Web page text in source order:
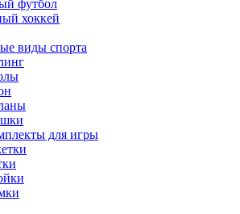
футбол
хоккей
виды спорта
для игры